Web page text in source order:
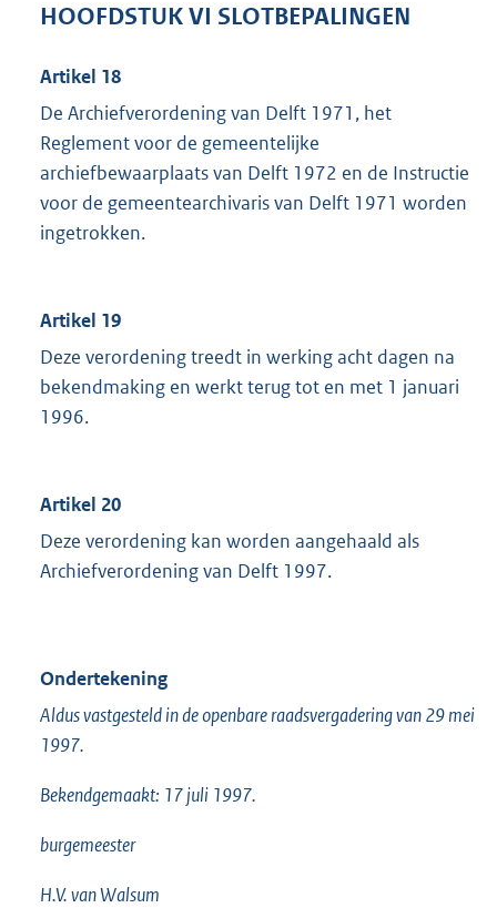
HOOFDSTUK VI SLOTBEPALINGEN
Artikel 18
De Archiefverordening van Delft 1971, het
Reglement voor de gemeentelijke
archiefbewaarplaats van Delft 1972 en de Instructie
voor de gemeentearchivaris van Delft 1971 worden
ingetrokken.
Artikel 19
Deze verordening treedt in werking acht dagen na
bekendmaking en werkt terug tot en met 1 januari
1996.
Artikel 20
Deze verordening kan worden aangehaald als
Archiefverordening van Delft 1997.
Ondertekening
Aldus vastgesteld in de openbare raadsvergadering van 29 mei
1997.
Bekendgemaakt: 17 juli 1997.
burgemeester
H.V. van Walsum